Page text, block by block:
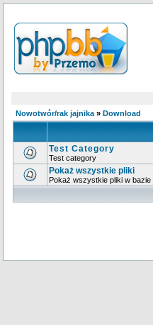
Nowotwór/rak jajnika » Download
Test Category
Test category
Pokaż wszystkie pliki
Pokaż wszystkie pliki w bazie